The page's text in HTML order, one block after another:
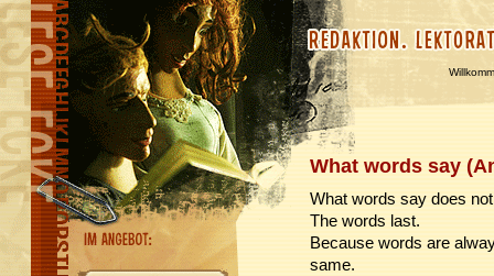
What words say
What words say does
The words last.
Because words are
same.